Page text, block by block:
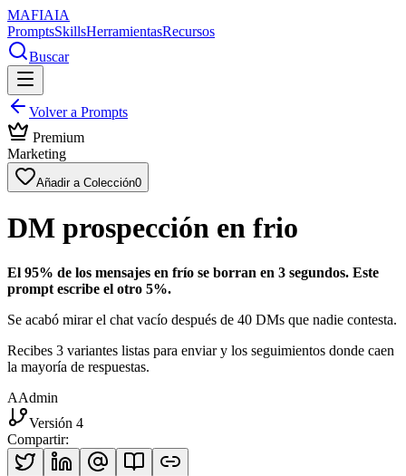
MAFIAIA
PromptsSkillsHerramientasRecursos
Buscar
Volver a Prompts
Premium
Marketing
Añadir a Colección0
DM prospección en frio
El 95% de los mensajes en frío se borran en 3 segundos. Este
prompt escribe el otro 5%.
Se acabó mirar el chat vacío después de 40 DMs que nadie contesta.
Recibes 3 variantes listas para enviar y los seguimientos donde caen
la mayoría de respuestas.
AAdmin
Versión 4
Compartir: